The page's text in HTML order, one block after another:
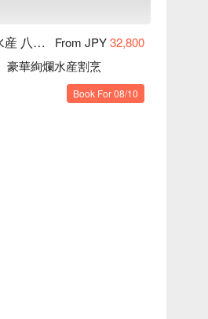
天下の台所 大起水産 八軒家浜 まぐろスタジアム From JPY32,800
豪華絢爛水産割烹
Book For 08/10